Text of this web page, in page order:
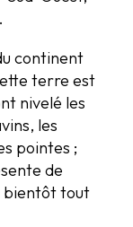
continent
terre est
nivelé les
les
pointes ;
de
bientôt tout